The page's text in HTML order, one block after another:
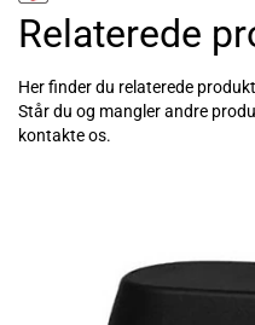
Relaterede
Her finder du relaterede
Står du og mangler andre
kontakte os.
Læs mere